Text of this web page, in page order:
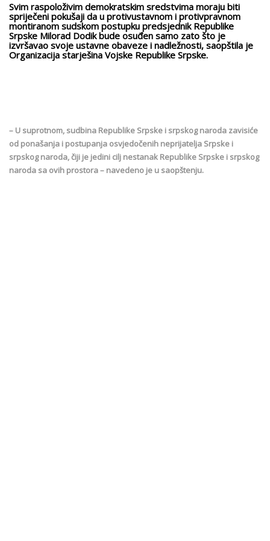
Svim raspoloživim demokratskim sredstvima moraju biti
spriječeni pokušaji da u protivustavnom i protivpravnom
montiranom sudskom postupku predsjednik Republike
Srpske Milorad Dodik bude osuđen samo zato što je
izvršavao svoje ustavne obaveze i nadležnosti, saopštila je
Organizacija starješina Vojske Republike Srpske.
– U suprotnom, sudbina Republike Srpske i srpskog naroda zavisiće
od ponašanja i postupanja osvjedočenih neprijatelja Srpske i
srpskog naroda, čiji je jedini cilj nestanak Republike Srpske i srpskog
naroda sa ovih prostora – navedeno je u saopštenju.